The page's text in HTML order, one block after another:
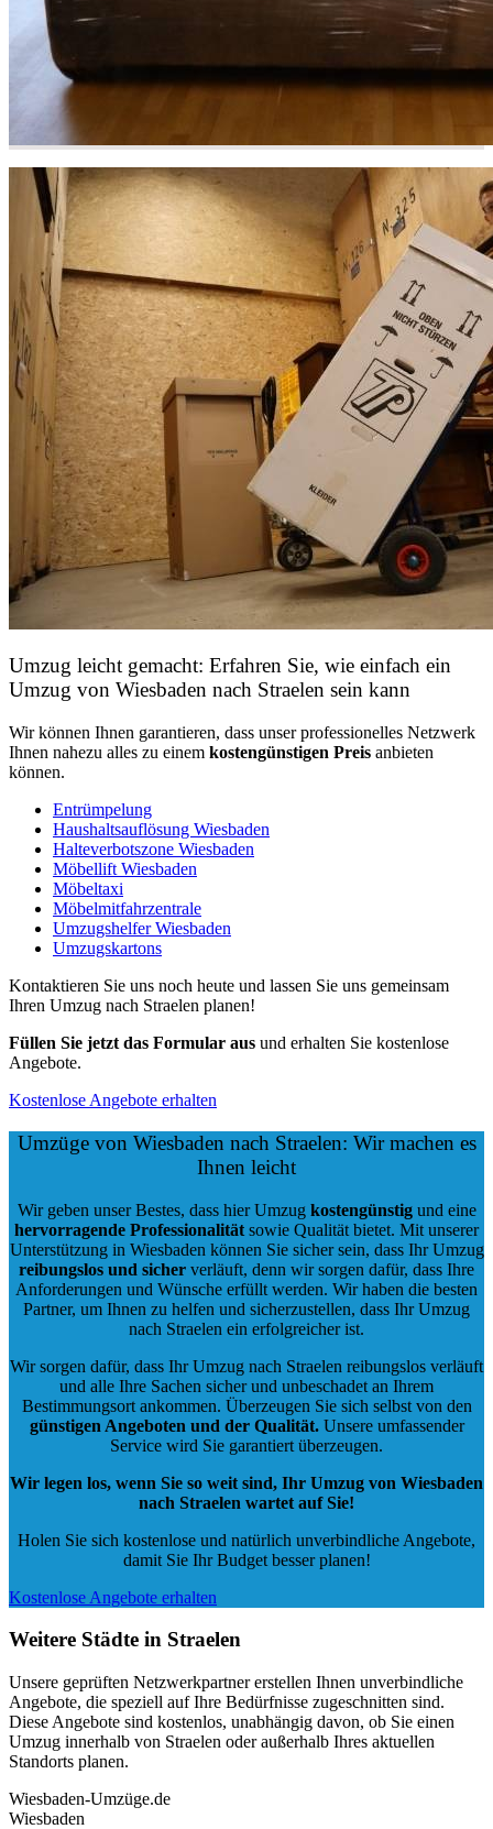
Umzug leicht gemacht: Erfahren Sie, wie einfach ein
Umzug von Wiesbaden nach Straelen sein kann
Wir können Ihnen garantieren, dass unser professionelles Netzwerk
Ihnen nahezu alles zu einem kostengünstigen Preis anbieten
können.
Entrümpelung
Haushaltsauflösung Wiesbaden
Halteverbotszone Wiesbaden
Möbellift Wiesbaden
Möbeltaxi
Möbelmitfahrzentrale
Umzugshelfer Wiesbaden
Umzugskartons
Kontaktieren Sie uns noch heute und lassen Sie uns gemeinsam
Ihren Umzug nach Straelen planen!
Füllen Sie jetzt das Formular aus und erhalten Sie kostenlose
Angebote.
Kostenlose Angebote erhalten
Umzüge von Wiesbaden nach Straelen: Wir machen es
Ihnen leicht
Wir geben unser Bestes, dass hier Umzug kostengünstigund eine
hervorragende Professionalität sowie Qualität bietet. Mit unserer
Unterstützung in Wiesbaden können Sie sicher sein, dass Ihr Umzug
reibungslos und sicher verläuft, denn wir sorgen dafür, dass Ihre
Anforderungen und Wünsche erfüllt werden. Wir haben die besten
Partner, um Ihnen zu helfen und sicherzustellen, dass Ihr Umzug
nach Straelen ein erfolgreicher ist.
Wir sorgen dafür, dass Ihr Umzug nach Straelen reibungslos verläuft
und alle Ihre Sachen sicher und unbeschadet an Ihrem
Bestimmungsort ankommen. Überzeugen Sie sich selbst von den
günstigen Angeboten und der Qualität.Unsere umfassender
Service wird Sie garantiert überzeugen.
Wir legen los, wenn Sie so weit sind, Ihr Umzug von Wiesbaden
nach Straelen wartet auf Sie!
Holen Sie sich kostenlose und natürlich unverbindliche Angebote,
damit Sie Ihr Budget besser planen!
Kostenlose Angebote erhalten
Weitere Städte in Straelen
Unsere geprüften Netzwerkpartner erstellen Ihnen unverbindliche
Angebote, die speziell auf Ihre Bedürfnisse zugeschnitten sind.
Diese Angebote sind kostenlos, unabhängig davon, ob Sie einen
Umzug innerhalb von Straelen oder außerhalb Ihres aktuellen
Standorts planen.
Wiesbaden-Umzüge.de
Wiesbaden